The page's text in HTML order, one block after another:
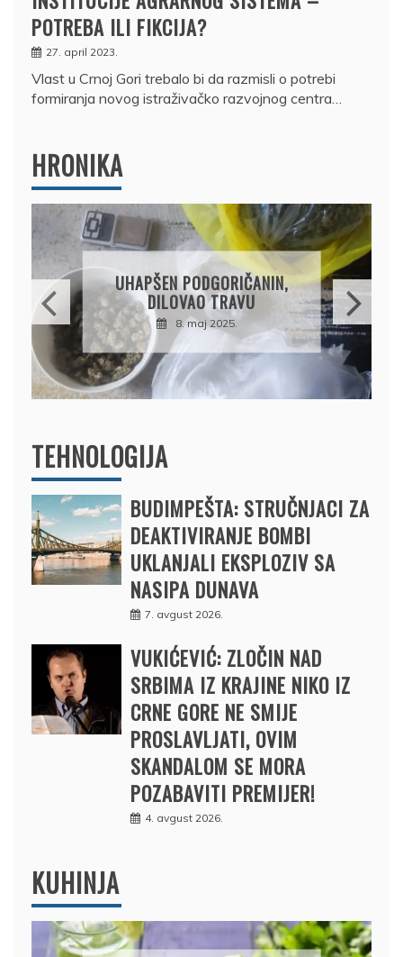
POTREBA ILI FIKCIJA?
27. april 2023.
Vlast u Crnoj Gori trebalo bi da razmisli o potrebi
formiranja novog istraživačko razvojnog centra…
HRONIKA
DRŽAVLJANIN RUSIJE
OSUMNJIČEN DA JE
PRODAO TUĐI BMW,
DRŽAVU NAPUSTIO
BRODOM
12. februar 2025.
TEHNOLOGIJA
BUDIMPEŠTA: STRUČNJACI ZA
DEAKTIVIRANJE BOMBI
UKLANJALI EKSPLOZIV SA
NASIPA DUNAVA
7. avgust 2026.
VUKIĆEVIĆ: ZLOČIN NAD
SRBIMA IZ KRAJINE NIKO IZ
CRNE GORE NE SMIJE
PROSLAVLJATI, OVIM
SKANDALOM SE MORA
POZABAVITI PREMIJER!
4. avgust 2026.
KUHINJA